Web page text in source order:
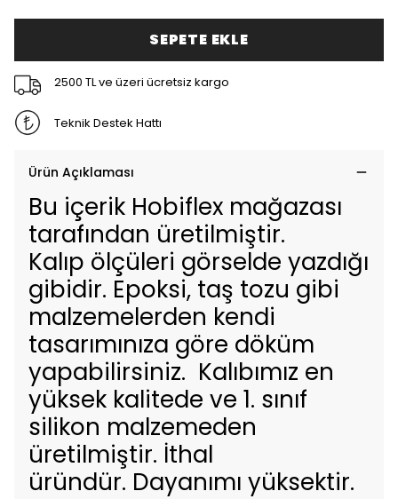
SEPETE EKLE
2500 TL ve üzeri ücretsiz kargo
Teknik Destek Hattı
Ürün Açıklaması
Bu içerik Hobiflex mağazası
tarafından üretilmiştir.
Kalıp ölçüleri görselde yazdığı
gibidir. Epoksi, taş tozu gibi
malzemelerden kendi
tasarımınıza göre döküm
yapabilirsiniz. Kalıbımız en
yüksek kalitede ve 1. sınıf
silikon malzemeden
üretilmiştir. İthal
üründür. Dayanımı yüksektir.